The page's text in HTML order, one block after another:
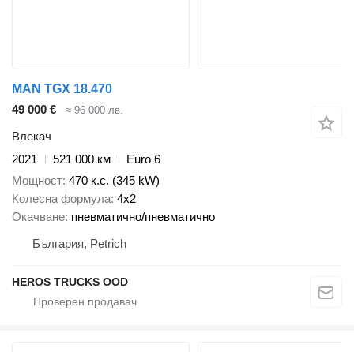
MAN TGX 18.470
49 000 €
≈ 96 000 лв.
Влекач
2021
521 000 км
Euro 6
Мощност 470 к.с. (345 kW)
Колесна формула 4x2
Окачване пневматично/пневматично
България, Petrich
HEROS TRUCKS OOD